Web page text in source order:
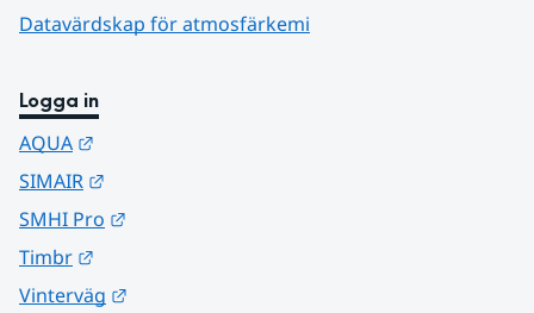
Datavärdskap för atmosfärkemi
Logga in
AQUA
SIMAIR
SMHI Pro
Timbr
Vinterväg